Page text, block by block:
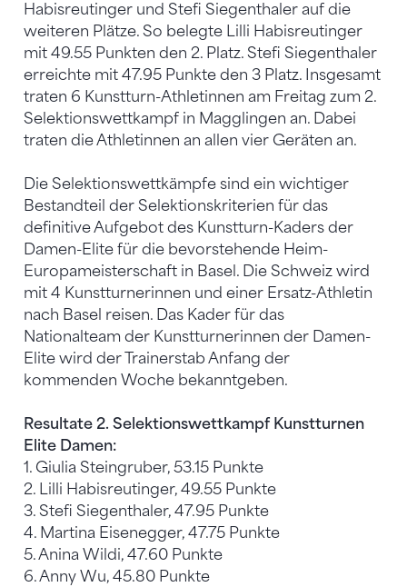
Habisreutinger und Stefi Siegenthaler auf die
weiteren Plätze. So belegte Lilli Habisreutinger
mit 49.55 Punkten den 2. Platz. Stefi Siegenthaler
erreichte mit 47.95 Punkte den 3 Platz. Insgesamt
traten 6 Kunstturn-Athletinnen am Freitag zum 2.
Selektionswettkampf in Magglingen an. Dabei
traten die Athletinnen an allen vier Geräten an.
Die Selektionswettkämpfe sind ein wichtiger
Bestandteil der Selektionskriterien für das
definitive Aufgebot des Kunstturn-Kaders der
Damen-Elite für die bevorstehende Heim-
Europameisterschaft in Basel. Die Schweiz wird
mit 4 Kunstturnerinnen und einer Ersatz-Athletin
nach Basel reisen. Das Kader für das
Nationalteam der Kunstturnerinnen der Damen-
Elite wird der Trainerstab Anfang der
kommenden Woche bekanntgeben.
Resultate 2. Selektionswettkampf Kunstturnen
Elite Damen:
1. Giulia Steingruber, 53.15 Punkte
2. Lilli Habisreutinger, 49.55 Punkte
3. Stefi Siegenthaler, 47.95 Punkte
4. Martina Eisenegger, 47.75 Punkte
5. Anina Wildi, 47.60 Punkte
6. Anny Wu, 45.80 Punkte